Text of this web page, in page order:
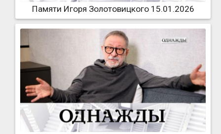
Памяти Игоря Золотовицкого 15.01.2026